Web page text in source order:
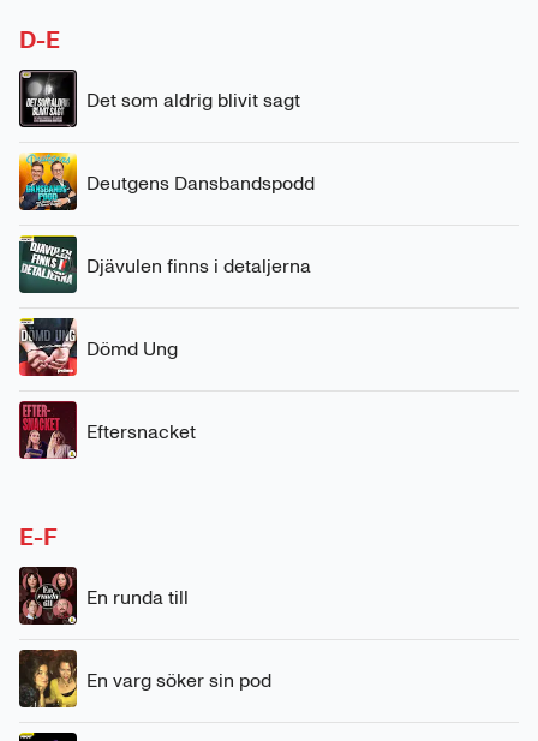
D-E
Det som aldrig blivit sagt
Deutgens Dansbandspodd
Djävulen finns i detaljerna
Dömd Ung
Eftersnacket
E-F
En runda till
En varg söker sin pod